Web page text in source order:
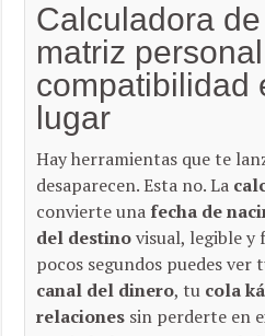
Calculadora
matriz
compatibilidad
lugar
Hay herramientas que te
desaparecen. Esta no. La
convierte una fecha de
del destinovisual, legible y
pocos segundos puedes ver
canal del dinero, tu cola
relaciones sin perderte en